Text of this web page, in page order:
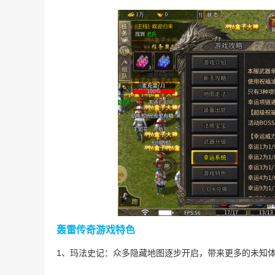
轰雷传奇游戏特色
1、玛法史记：众多隐藏地图逐步开启，带来更多的未知